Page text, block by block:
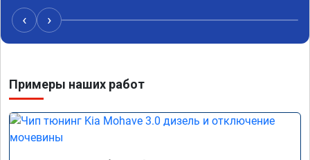
12-12.5. Коробка перестала подпинывать при
наборе скорости. Педаль газа более
отзывчевее. В целом, я очень доволен.!
‹ ›
Примеры наших работ